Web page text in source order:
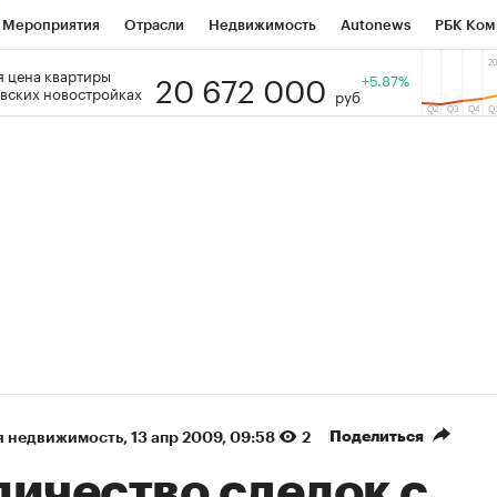
Мероприятия Отрасли Недвижимость Autonews РБК
РБК Образование Тренды
цена квартиры
новостройках
20 672 000 руб
+5.87%
недвижимость⁠, 13 апр 2009, 09:58 2 Поделиться